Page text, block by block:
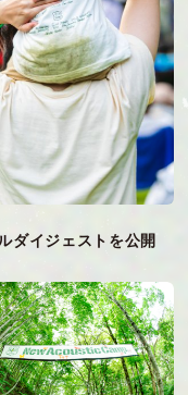
イジェストを公開